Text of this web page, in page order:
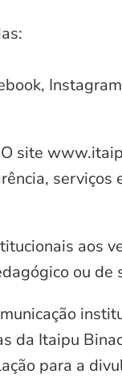
site
serviços
aos
ou de
da Itaipu
para a